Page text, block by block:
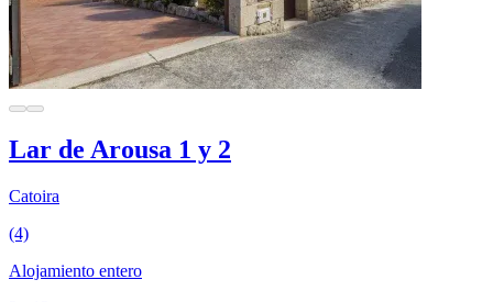
Lar de Arousa 1 y 2
Catoira
(4)
Alojamiento entero